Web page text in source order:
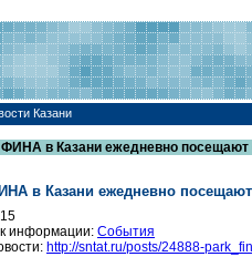
Казани
ФИНА в Казани ежедневно посещают
в Казани ежедневно
информации: События
http://sntat.ru/posts/24888-